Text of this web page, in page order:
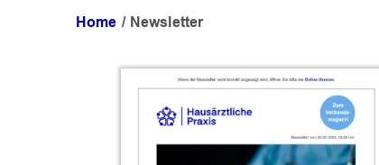
Home Newsletter